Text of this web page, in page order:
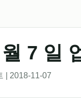
7 일
| 2018-11-07